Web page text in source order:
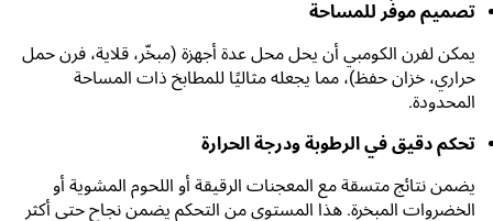
تصميم موفّر للمساحة
يمكن لفرن الكومبي أن يحل محل عدة أجهزة (مبخّر، قلاية، فرن حمل
حراري، خزان حفظ)، مما يجعله مثاليًا للمطابخ ذات المساحة
المحدودة.
تحكم دقيق في الرطوبة ودرجة الحرارة
يضمن نتائج متسقة مع المعجنات الرقيقة أو اللحوم المشوية أو
الخضروات المبخرة. هذا المستوى من التحكم يضمن نجاح حتى أكثر